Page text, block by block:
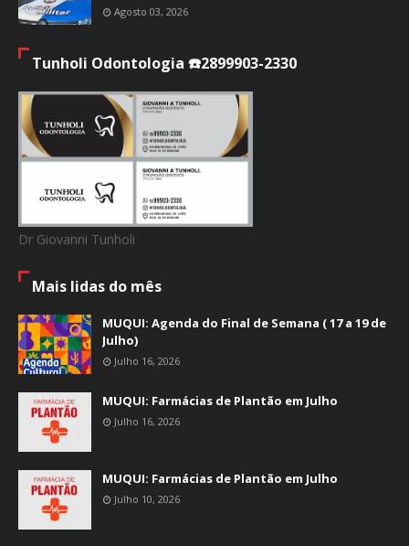
Agosto 03, 2026
Tunholi Odontologia ☎️2899903-2330
Dr Giovanni Tunholi
Mais lidas do mês
MUQUI: Agenda do Final de Semana ( 17 a 19 de
Julho)
Julho 16, 2026
MUQUI: Farmácias de Plantão em Julho
Julho 16, 2026
MUQUI: Farmácias de Plantão em Julho
Julho 10, 2026